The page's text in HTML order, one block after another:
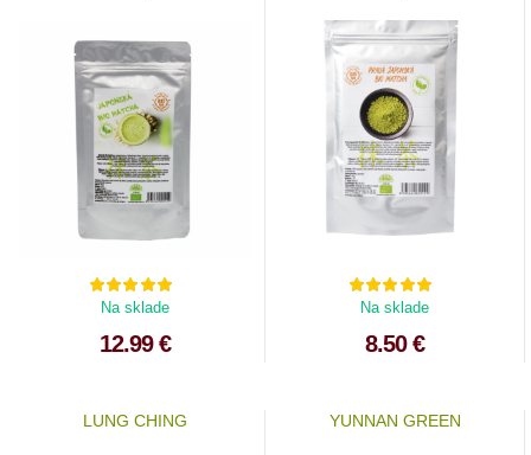
Na sklade
12.99 €
Na sklade
8.50 €
LUNG CHING YUNNAN GREEN